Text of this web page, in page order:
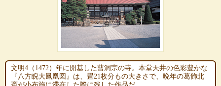
文明4（1472）年に開基した曹洞宗の寺。本堂天井の色彩豊かな
『八方睨大鳳凰図』は、畳21枚分もの大きさで、晩年の葛飾北